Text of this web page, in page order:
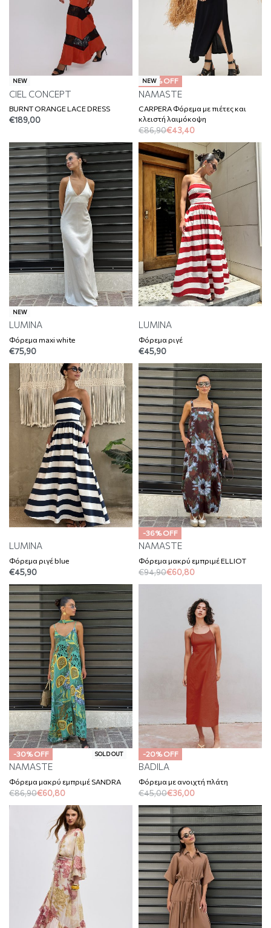
NEW
CIEL CONCEPT
BURNT ORANGE LACE DRESS
€189,00
NEW
-50% OFF
NAMASTE
CARPERA Φόρεμα με πιέτες και
κλειστή λαιμόκοψη
€86,90€43,40
NEW
LUMINA
Φόρεμα maxi white
€75,90
LUMINA
Φόρεμα ριγέ
€45,90
LUMINA
Φόρεμα ριγέ blue
€45,90
-36% OFF
NAMASTE
Φόρεμα μακρύ εμπριμέ ELLIOT
€94,90€60,80
SOLD OUT
-30% OFF
NAMASTE
Φόρεμα μακρύ εμπριμέ SANDRA
€86,90€60,80
-20% OFF
BADILA
Φόρεμα με ανοιχτή πλάτη
€45,00€36,00